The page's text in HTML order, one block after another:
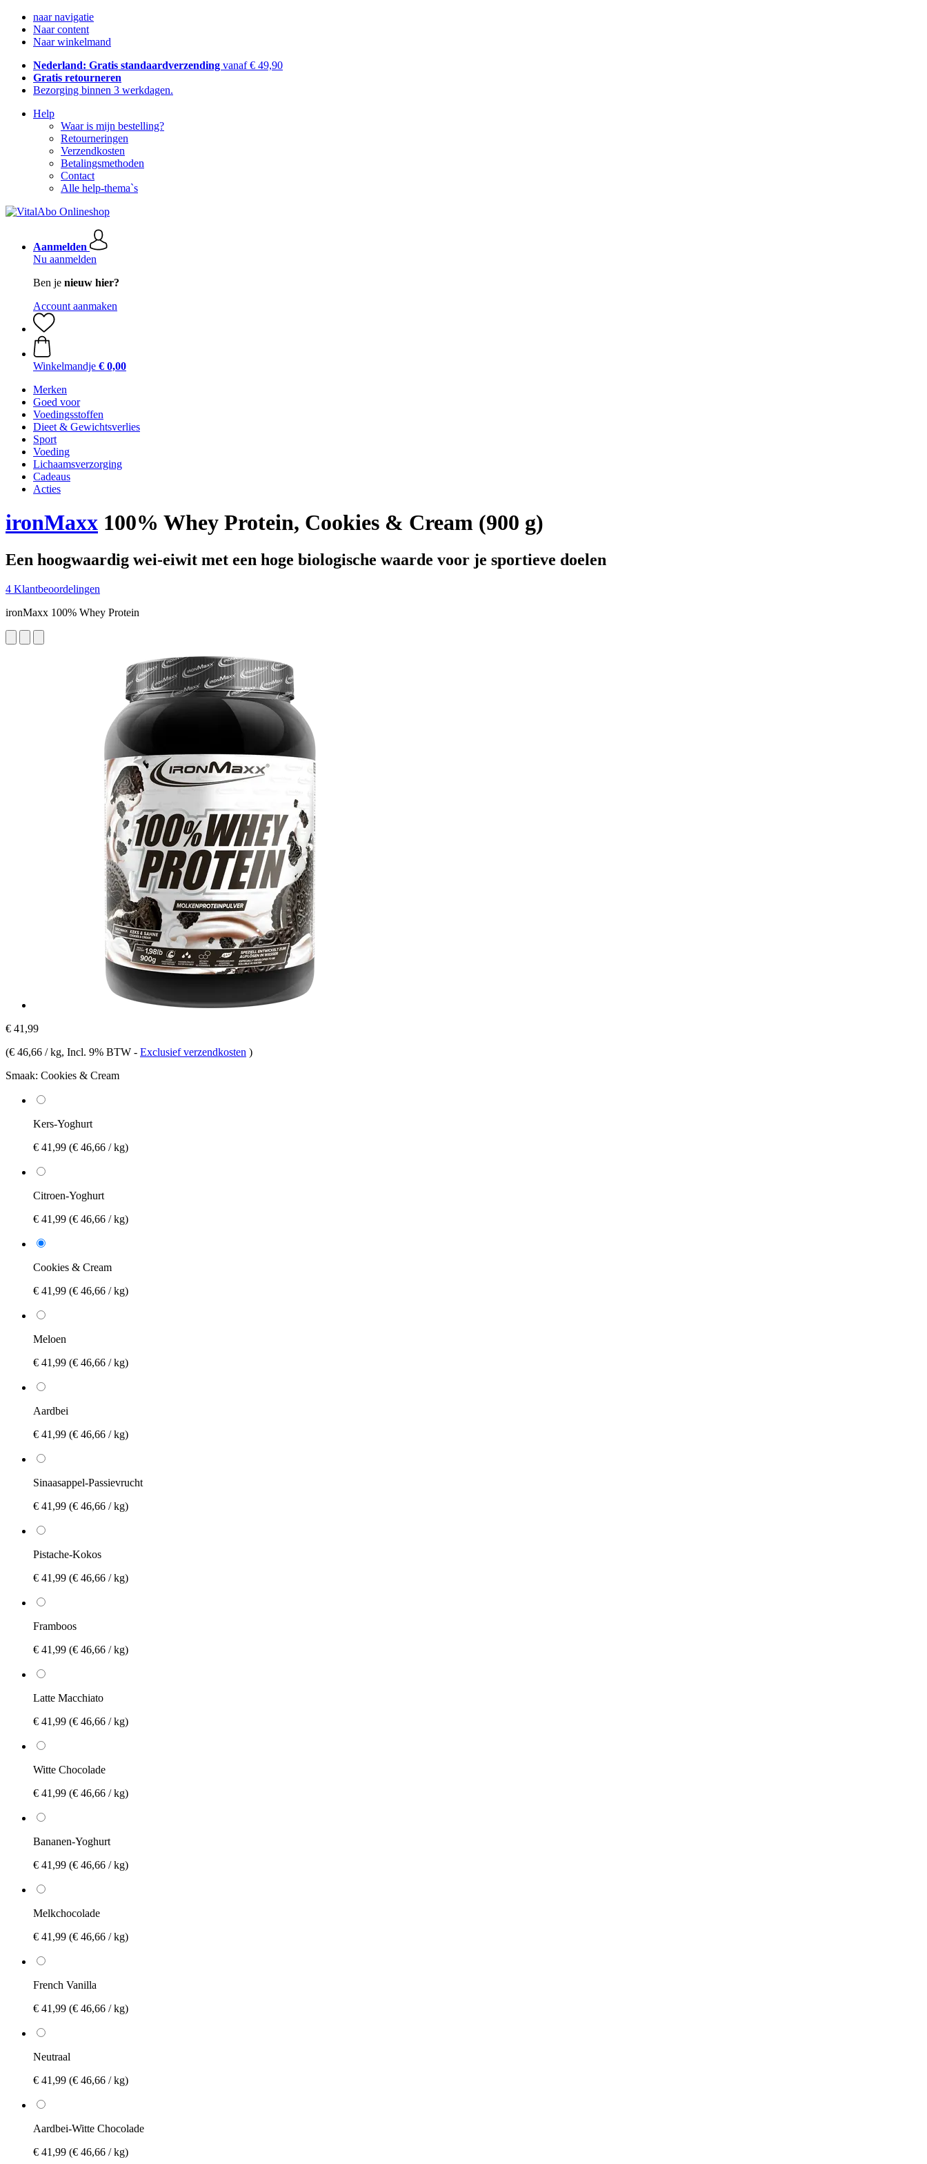
naar navigatie
Naar content
Naar winkelmand
Nederland: Gratis standaardverzending vanaf € 49,90
Gratis retourneren
Bezorging binnen 3 werkdagen.
Help
Waar is mijn bestelling?
Retourneringen
Verzendkosten
Betalingsmethoden
Contact
Alle help-thema`s
Aanmelden
Nu aanmelden
Ben je nieuw hier?
Account aanmaken
Winkelmandje € 0,00
Merken
Goed voor
Voedingsstoffen
Dieet & Gewichtsverlies
Sport
Voeding
Lichaamsverzorging
Cadeaus
Acties
ironMaxx 100% Whey Protein, Cookies & Cream (900 g)
Een hoogwaardig wei-eiwit met een hoge biologische waarde voor je sportieve doelen
4 Klantbeoordelingen
ironMaxx 100% Whey Protein
€ 41,99
(€ 46,66 / kg, Incl. 9% BTW - Exclusief verzendkosten )
Smaak: Cookies & Cream
Kers-Yoghurt
€ 41,99 (€ 46,66 / kg)
Citroen-Yoghurt
€ 41,99 (€ 46,66 / kg)
Cookies & Cream
€ 41,99 (€ 46,66 / kg)
Meloen
€ 41,99 (€ 46,66 / kg)
Aardbei
€ 41,99 (€ 46,66 / kg)
Sinaasappel-Passievrucht
€ 41,99 (€ 46,66 / kg)
Pistache-Kokos
€ 41,99 (€ 46,66 / kg)
Framboos
€ 41,99 (€ 46,66 / kg)
Latte Macchiato
€ 41,99 (€ 46,66 / kg)
Witte Chocolade
€ 41,99 (€ 46,66 / kg)
Bananen-Yoghurt
€ 41,99 (€ 46,66 / kg)
Melkchocolade
€ 41,99 (€ 46,66 / kg)
French Vanilla
€ 41,99 (€ 46,66 / kg)
Neutraal
€ 41,99 (€ 46,66 / kg)
Aardbei-Witte Chocolade
€ 41,99 (€ 46,66 / kg)